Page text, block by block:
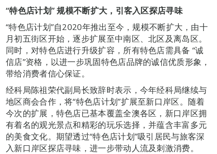
“特色店计划”规模不断扩大，引客入区探店寻味
“特色店计划”自2020年推出至今，规模不断扩大，由十
月初五街区开始，逐步扩展至中南区、北区及离岛区。
同时，对特色店进行升级扩容，所有特色店需具备 “诚
信店”资格，以进一步巩固特色店品牌的诚信优质形象，
带给消费者信心保证。
经科局陈祖荣代副局长致辞时表示，今年经科局继续与
地区商会合作，将“特色店计划”扩展至新口岸区。随着
今次的扩展，特色店已基本覆盖全澳各区，新口岸区拥
有着名的观光景点和精彩的玩乐选择，并蕴含丰富多元
的美食文化。期望透过“特色店计划”吸引居民与旅客深
入新口岸区探店寻味，进一步带动人流及刺激消费。